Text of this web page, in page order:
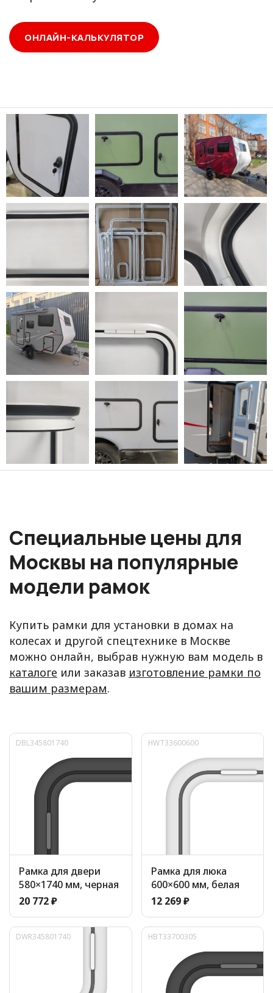
ОНЛАЙН-КАЛЬКУЛЯТОР
Специальные цены для
Москвы на популярные
модели рамок
Купить рамки для установки в домах на
колесах и другой спецтехнике в Москве
можно онлайн, выбрав нужную вам модель в
каталоге или заказав изготовление рамки по
вашим размерам.
DBL345801740
Рамка для двери
580×1740 мм, черная
20 772 ₽
HWT33600600
Рамка для люка
600×600 мм, белая
12 269 ₽
DWR345801740 HBT33700305